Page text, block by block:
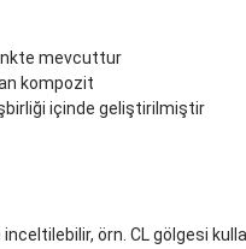
mevcuttur
kompozit
içinde geliştirilmiştir
örn. CL gölgesi